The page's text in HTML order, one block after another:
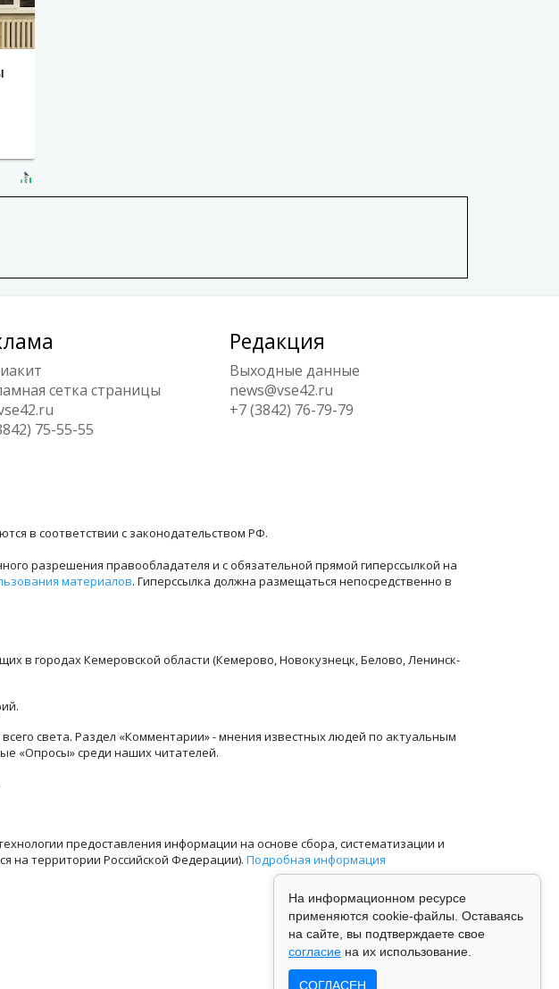
сетка страницы
75-55-55
Редакция
Выходные данные
news@vse42.ru
+7 (3842) 76-79-79
в соответствии с законодательством РФ.
разрешения правообладателя и с обязательной прямой гиперссылкой на
материалов. Гиперссылка должна размещаться непосредственно в
в городах Кемеровской области (Кемерово, Новокузнецк, Белово, Ленинск-
света. Раздел «Комментарии» - мнения известных людей по актуальным
«Опросы» среди наших читателей.
предоставления информации на основе сбора, систематизации и
на территории Российской Федерации). Подробная информация
На информационном ресурсе
применяются cookie-файлы. Оставаясь
на сайте, вы подтверждаете свое
согласие на их использование.
СОГЛАСЕН